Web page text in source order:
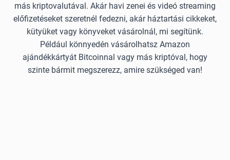
más kriptovalutával. Akár havi zenei és videó streaming
előfizetéseket szeretnél fedezni, akár háztartási cikkeket,
kütyüket vagy könyveket vásárolnál, mi segítünk.
Például könnyedén vásárolhatsz Amazon
ajándékkártyát Bitcoinnal vagy más kriptóval, hogy
szinte bármit megszerezz, amire szükséged van!